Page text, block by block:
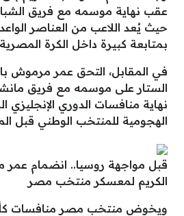
عقب نهاية موسمه مع فريق
حيث يُعد اللاعب من العناصر
بمتابعة كبيرة داخل الكرة المصرية
في المقابل، التحق عمر مرموش
الستار على موسمه مع فريق
نهاية منافسات الدوري الإنجليزي
الهجومية للمنتخب الوطني قبل
قبل مواجهة روسيا.. انضمام
الكريم لمعسكر منتخب مصر